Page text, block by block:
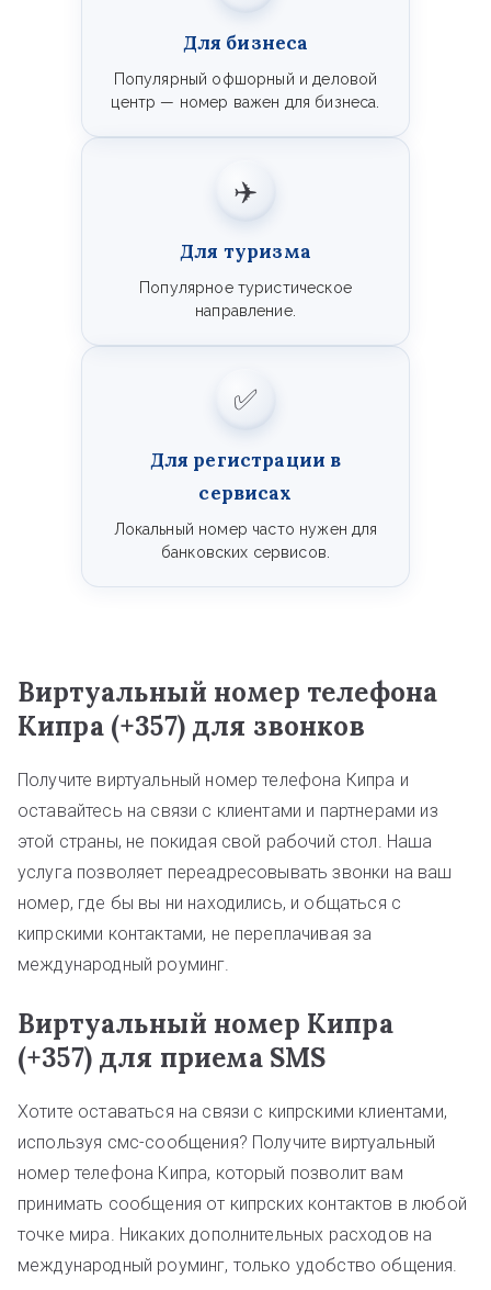
Для бизнеса
Популярный офшорный и деловой
центр — номер важен для бизнеса.
✈️
Для туризма
Популярное туристическое
направление.
✅
Для регистрации в
сервисах
Локальный номер часто нужен для
банковских сервисов.
Виртуальный номер телефона
Кипра (+357) для звонков
Получите виртуальный номер телефона Кипра и
оставайтесь на связи с клиентами и партнерами из
этой страны, не покидая свой рабочий стол. Наша
услуга позволяет переадресовывать звонки на ваш
номер, где бы вы ни находились, и общаться с
кипрскими контактами, не переплачивая за
международный роуминг.
Виртуальный номер Кипра
(+357) для приема SMS
Хотите оставаться на связи с кипрскими клиентами,
используя смс-сообщения? Получите виртуальный
номер телефона Кипра, который позволит вам
принимать сообщения от кипрских контактов в любой
точке мира. Никаких дополнительных расходов на
международный роуминг, только удобство общения.